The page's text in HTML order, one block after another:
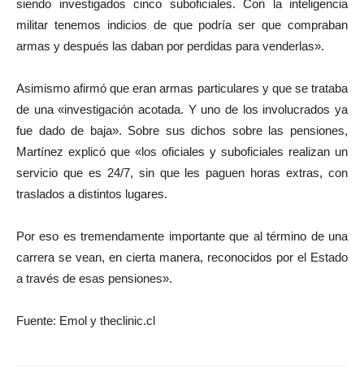
siendo investigados cinco suboficiales. Con la inteligencia
militar tenemos indicios de que podría ser que compraban
armas y después las daban por perdidas para venderlas».
Asimismo afirmó que eran armas particulares y que se trataba
de una «investigación acotada. Y uno de los involucrados ya
fue dado de baja». Sobre sus dichos sobre las pensiones,
Martínez explicó que «los oficiales y suboficiales realizan un
servicio que es 24/7, sin que les paguen horas extras, con
traslados a distintos lugares.
Por eso es tremendamente importante que al término de una
carrera se vean, en cierta manera, reconocidos por el Estado
a través de esas pensiones».
Fuente: Emol y theclinic.cl